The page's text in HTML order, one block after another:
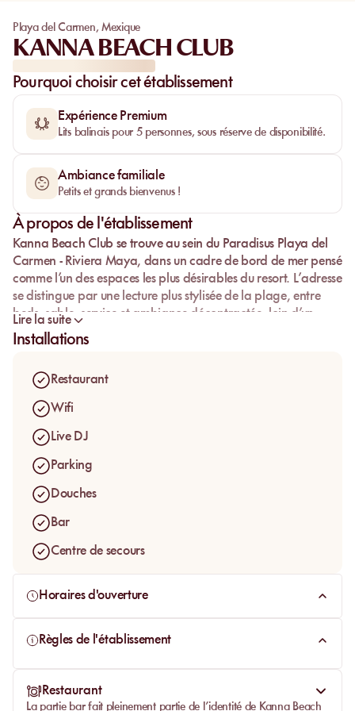
Playa del Carmen, Mexique
KANNA BEACH CLUB
Pourquoi choisir cet établissement
Expérience Premium
Lits balinais pour 5 personnes, sous réserve de disponibilité.
Ambiance familiale
Petits et grands bienvenus !
À propos de l'établissement
Kanna Beach Club se trouve au sein du Paradisus Playa del
Carmen - Riviera Maya, dans un cadre de bord de mer pensé
comme l’un des espaces les plus désirables du resort. L’adresse
se distingue par une lecture plus stylisée de la plage, entre
beds , sable, service et ambiance décontractée, loin d’un
simple bar posé sur le rivage.
daybeds, installation ouverte sur la mer et esprit bohème
chic, Kanna fonctionne comme un vrai beach club signature,
pensé pour ceux qui veulent un moment plus esthétique, plus
Lire la suite
Installations
Restaurant
Wifi
Live DJ
Parking
Douches
Bar
Centre de secours
Horaires d'ouverture
Règles de l'établissement
Restaurant
La partie bar fait pleinement partie de l’identité de Kanna Beach